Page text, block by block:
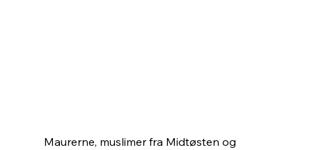
Maurerne, muslimer fra Midtøsten og